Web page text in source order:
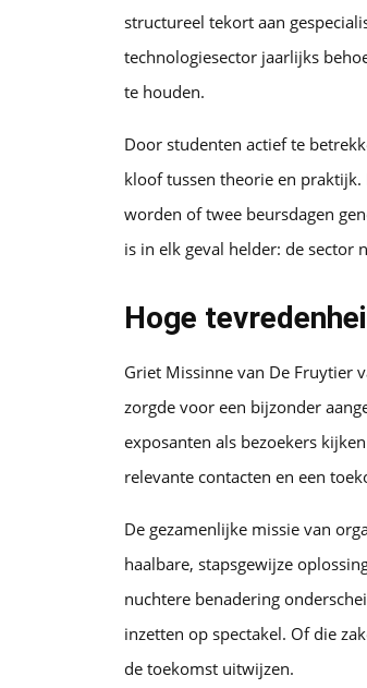
structureel tekort aan
technologiesector jaarlijks
te houden.
Door studenten actief te
kloof tussen theorie en praktijk.
worden of twee beursdagen
is in elk geval helder: de sector
Hoge
Griet Missinne van De Fruytier
zorgde voor een bijzonder
exposanten als bezoekers
relevante contacten en een
De gezamenlijke missie van
haalbare, stapsgewijze
nuchtere benadering
inzetten op spectakel. Of die
de toekomst uitwijzen.